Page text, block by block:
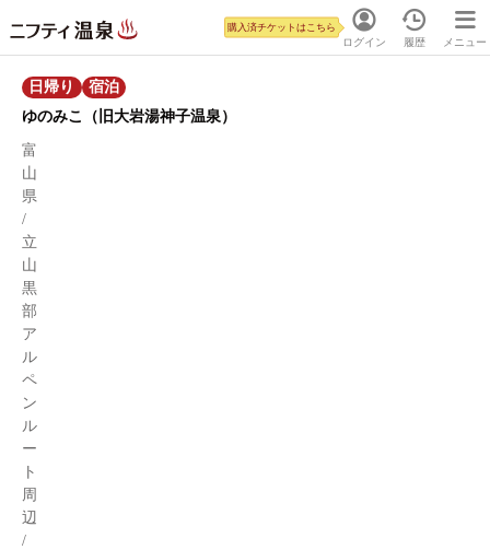
ログイン
購入済チケットはこちら
履歴 メニュー
日帰り
宿泊
ゆのみこ（旧大岩湯神子温泉）
富
山
県
/
立
山
黒
部
ア
ル
ペ
ン
ル
ー
ト
周
辺
/